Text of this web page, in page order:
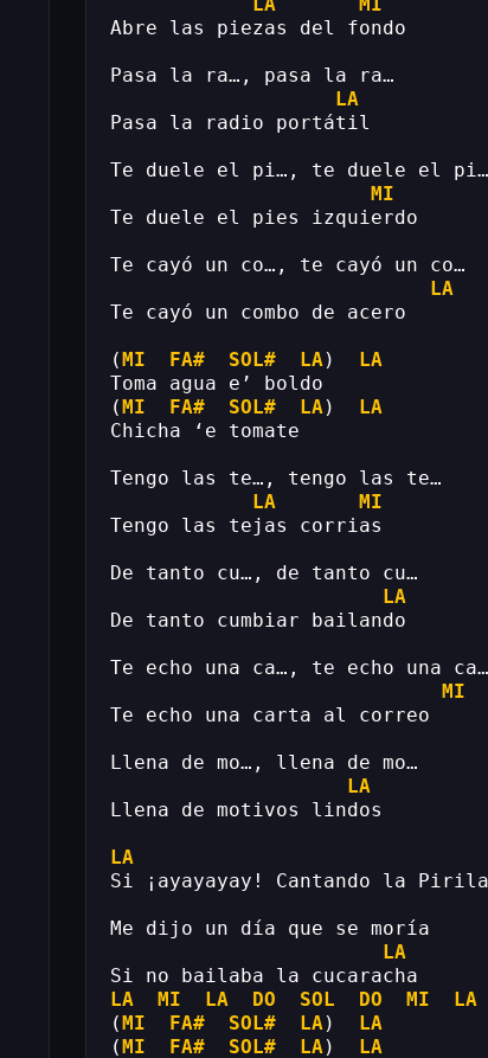
Abre las piezas del fondo
Pasa la ra…, pasa la ra…
LA
Pasa la radio portátil
Te duele el pi…, te duele el pi…
MI
Te duele el pies izquierdo
Te cayó un co…, te cayó un co…
LA
Te cayó un combo de acero
(MI FA# SOL# LA) LA
Toma agua e’ boldo
(MI FA# SOL# LA) LA
Chicha ‘e tomate
Tengo las te…, tengo las te…
LA
MI
Tengo las tejas corrias
De tanto cu…, de tanto cu…
LA
De tanto cumbiar bailando
Te echo una ca…, te echo una ca…
MI
Te echo una carta al correo
Llena de mo…, llena de mo…
LA
Llena de motivos lindos
LA
Si ¡ayayayay! Cantando la
Me dijo un día que se moría
LA
Si no bailaba la cucaracha
LA
MI LA DO SOL DO MI
LA
(MI FA# SOL# LA) LA
(MI FA# SOL# LA) LA